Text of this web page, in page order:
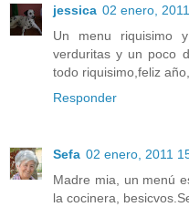
jessica 02 enero,
Un menu riquisimo
verduritas y un poco
todo riquisimo,feliz
Responder
Sefa 02 enero, 2011
Madre mia, un menú
la cocinera,